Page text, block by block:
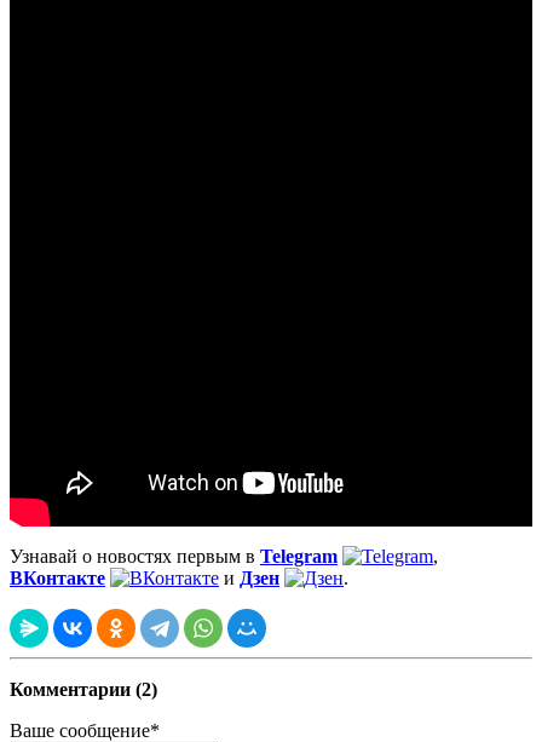
Узнавай о новостях первым в Telegram
,
ВКонтакте
и Дзен .
Комментарии (2)
Ваше сообщение*